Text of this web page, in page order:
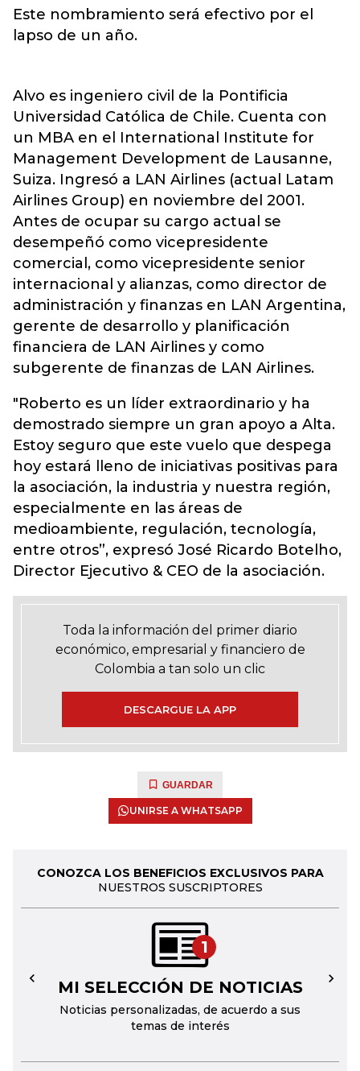
Este nombramiento será efectivo por el
lapso de un año.
Alvo es ingeniero civil de la Pontificia
Universidad Católica de Chile. Cuenta con
un MBA en el International Institute for
Management Development de Lausanne,
Suiza. Ingresó a LAN Airlines (actual Latam
Airlines Group) en noviembre del 2001.
Antes de ocupar su cargo actual se
desempeñó como vicepresidente
comercial, como vicepresidente senior
internacional y alianzas, como director de
administración y finanzas en LAN Argentina,
gerente de desarrollo y planificación
financiera de LAN Airlines y como
subgerente de finanzas de LAN Airlines.
"Roberto es un líder extraordinario y ha
demostrado siempre un gran apoyo a Alta.
Estoy seguro que este vuelo que despega
hoy estará lleno de iniciativas positivas para
la asociación, la industria y nuestra región,
especialmente en las áreas de
medioambiente, regulación, tecnología,
entre otros”, expresó José Ricardo Botelho,
Director Ejecutivo & CEO de la asociación.
Toda la información del primer diario
económico, empresarial y financiero de
Colombia a tan solo un clic
DESCARGUE LA APP
GUARDAR
UNIRSE A WHATSAPP
CONOZCA LOS BENEFICIOS EXCLUSIVOS PARA
NUESTROS SUSCRIPTORES
1
MI SELECCIÓN DE NOTICIAS
Noticias personalizadas, de acuerdo a sus
temas de interés
← →